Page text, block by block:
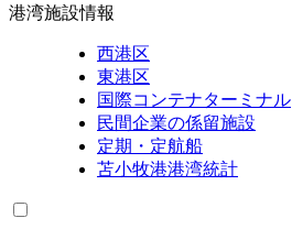
港湾施設情報
西港区
東港区
国際コンテナターミナル
民間企業の係留施設
定期・定航船
苫小牧港港湾統計